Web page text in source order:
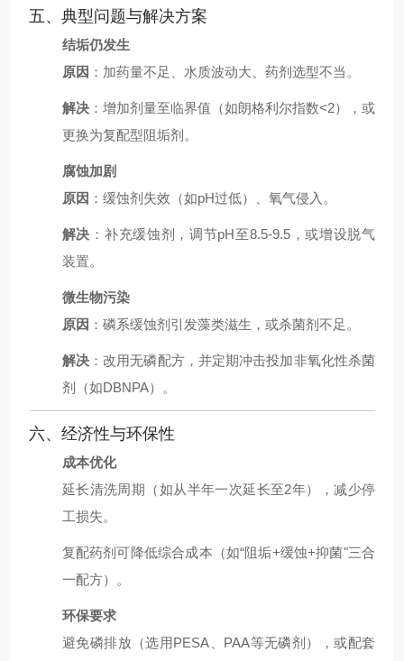
五、典型问题与解决方案
结垢仍发生
原因 ：加药量不足、水质波动大、药剂选型不当。
解决：增加剂量至临界值（如朗格利尔指数<2），或
更换为复配型阻垢剂。
腐蚀加剧
原因 ：缓蚀剂失效（如pH过低）、氧气侵入。
解决 ：补充缓蚀剂，调节pH至8.5-9.5，或增设脱气
装置。
微生物污染
原因 ：磷系缓蚀剂引发藻类滋生，或杀菌剂不足。
解决 ：改用无磷配方，并定期冲击投加非氧化性杀菌
剂（如DBNPA）。
六、经济性与环保性
成本优化
延长清洗周期（如从半年一次延长至2年），减少停
工损失。
复配药剂可降低综合成本（如“阻垢+缓蚀+抑菌"三合
一配方）。
环保要求
避免磷排放（选用PESA、PAA等无磷剂），或配套